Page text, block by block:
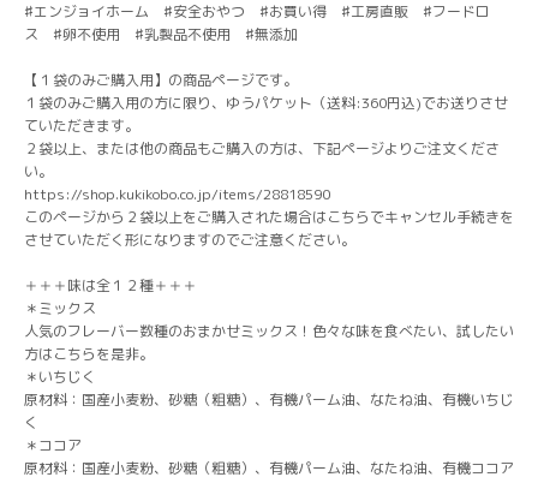
♯エンジョイホーム ♯安全おやつ ♯お買い得 ♯工房直販 ♯フードロ
ス ♯卵不使用 ♯乳製品不使用 ♯無添加
【１袋のみご購入用】の商品ページです。
１袋のみご購入用の方に限り、ゆうパケット（送料:360円込)でお送りさせ
ていただきます。
２袋以上、または他の商品もご購入の方は、下記ページよりご注文くださ
い。
https://shop.kukikobo.co.jp/items/28818590
このページから２袋以上をご購入された場合はこちらでキャンセル手続きを
させていただく形になりますのでご注意ください。
＋＋＋味は全１２種＋＋＋
＊ミックス
人気のフレーバー数種のおまかせミックス！色々な味を食べたい、試したい
方はこちらを是非。
＊いちじく
原材料：国産小麦粉、砂糖（粗糖）、有機パーム油、なたね油、有機いちじ
く
＊ココア
原材料：国産小麦粉、砂糖（粗糖）、有機パーム油、なたね油、有機ココア